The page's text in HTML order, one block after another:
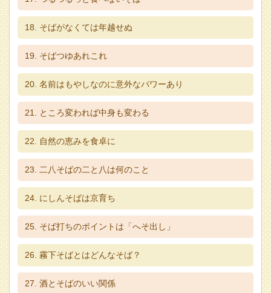
そばがなくては年越せぬ
そばつゆあれこれ
名前はもやしなのに意外なパワーあり
ところ変われば中身も変わる
自然の恵みを食卓に
二八そばの二と八は何のこと
にしんそばは京育ち
そば打ちのポイントは「へそ出し」
霧下そばとはどんなそば？
酒とそばのいい関係